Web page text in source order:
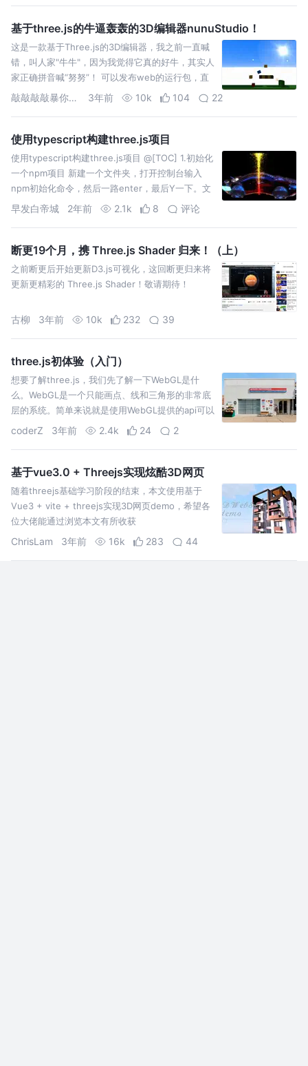
基于three.js的牛逼轰轰的3D编辑器nunuStudio！
这是一款基于Three.js的3D编辑器，我之前一直喊
错，叫人家"牛牛"，因为我觉得它真的好牛，其实人
家正确拼音喊“努努”！ 可以发布web的运行包，直
接可以网页端二次开发，真的不要太方便了！
敲敲敲敲暴你脑袋 3年前 10k 104 22
使用typescript构建three.js项目
使用typescript构建three.js项目 @[TOC] 1.初始化
一个npm项目 新建一个文件夹，打开控制台输入
npm初始化命令，然后一路enter，最后Y一下。文
件夹中就多了一个packag
早发白帝城 2年前 2.1k 8 评论
断更19个月，携 Three.js Shader 归来！（上）
之前断更后开始更新D3.js可视化，这回断更归来将
更新更精彩的 Three.js Shader！敬请期待！
古柳 3年前 10k 232 39
three.js初体验（入门）
想要了解three.js，我们先了解一下WebGL是什
么。WebGL是一个只能画点、线和三角形的非常底
层的系统。简单来说就是使用WebGL提供的api可以
在画布的三维坐标中，绘制点、线、三角行。
coderZ 3年前 2.4k 24 2
基于vue3.0 + Threejs实现炫酷3D网页
随着threejs基础学习阶段的结束，本文使用基于
Vue3 + vite + threejs实现3D网页demo，希望各
位大佬能通过浏览本文有所收获
ChrisLam 3年前 16k 283 44